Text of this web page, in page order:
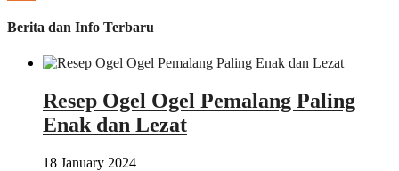
Berita dan Info Terbaru
Resep Ogel Ogel Pemalang Paling
Enak dan Lezat
18 January 2024